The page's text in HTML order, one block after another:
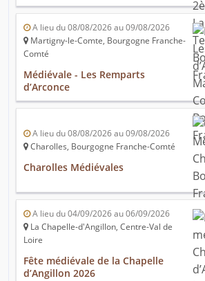
A lieu du 08/08/2026 au 09/08/2026
Martigny-le-Comte, Bourgogne Franche-
Comté
Médiévale - Les Remparts
d’Arconce
A lieu du 08/08/2026 au 09/08/2026
Charolles, Bourgogne Franche-Comté
Charolles Médiévales
A lieu du 04/09/2026 au 06/09/2026
La Chapelle-d'Angillon, Centre-Val de
Loire
Fête médiévale de la Chapelle
d’Angillon 2026